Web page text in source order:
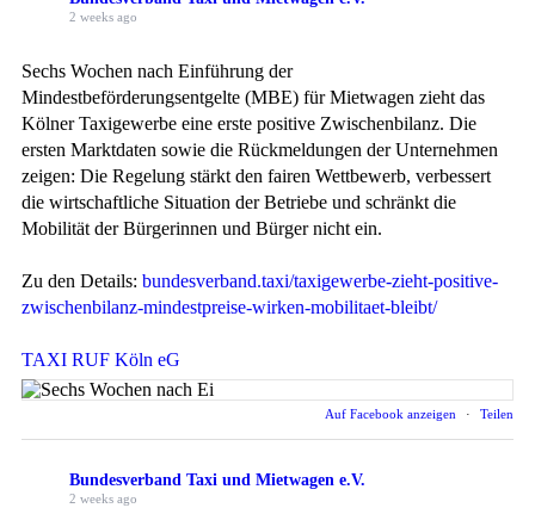
2 weeks ago
Sechs Wochen nach Einführung der
Mindestbeförderungsentgelte (MBE) für Mietwagen zieht das
Kölner Taxigewerbe eine erste positive Zwischenbilanz. Die
ersten Marktdaten sowie die Rückmeldungen der Unternehmen
zeigen: Die Regelung stärkt den fairen Wettbewerb, verbessert
die wirtschaftliche Situation der Betriebe und schränkt die
Mobilität der Bürgerinnen und Bürger nicht ein.
Zu den Details: bundesverband.taxi/taxigewerbe-zieht-positive-
zwischenbilanz-mindestpreise-wirken-mobilitaet-bleibt/
TAXI RUF Köln eG
Auf Facebook anzeigen · Teilen
Bundesverband Taxi und Mietwagen e.V.
2 weeks ago